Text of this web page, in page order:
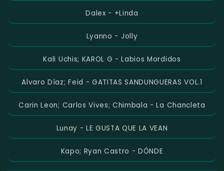
Dalex - +Linda
Lyanno - Jolly
Kali Uchis; KAROL G - Labios Mordidos
Alvaro Díaz; Feid - GATITAS SANDUNGUERAS VOL.1
Carin Leon; Carlos Vives; Chimbala - La Chancleta
Lunay - LE GUSTA QUE LA VEAN
Kapo; Ryan Castro - DÓNDE